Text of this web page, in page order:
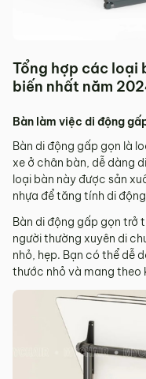
Tổng hợp các loại
biến nhất năm
Bàn làm việc di động
Bàn di động gấp gọn là
xe ở chân bàn, dễ dàng
loại bàn này được sản
nhựa để tăng tính di
Bàn di động gấp gọn trở
người thường xuyên di
nhỏ, hẹp. Bạn có thể dễ
thước nhỏ và mang theo